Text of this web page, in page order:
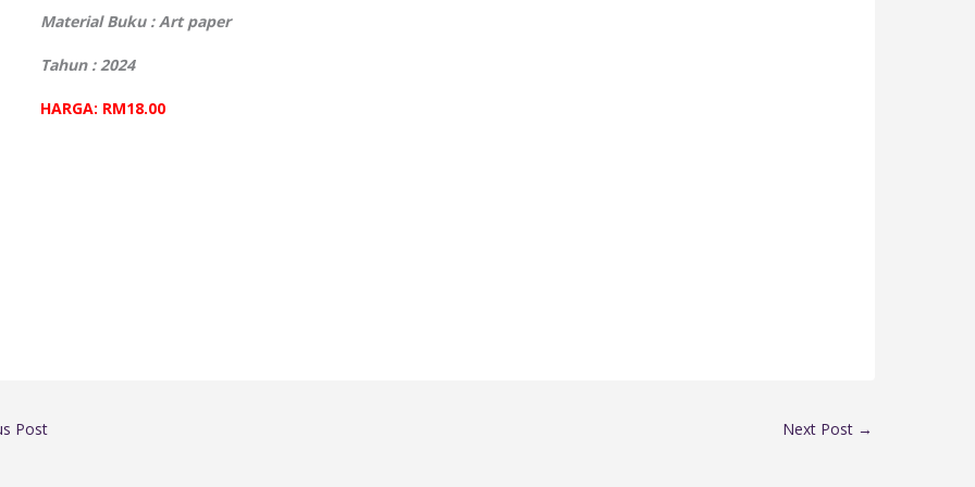
Material Buku : Art paper
Tahun : 2024
HARGA: RM18.00
Post Next Post →